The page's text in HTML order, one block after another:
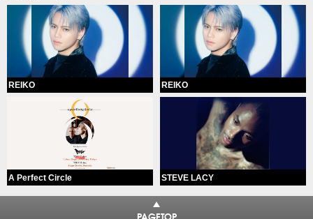
REIKO REIKO
A Perfect Circle STEVE LACY